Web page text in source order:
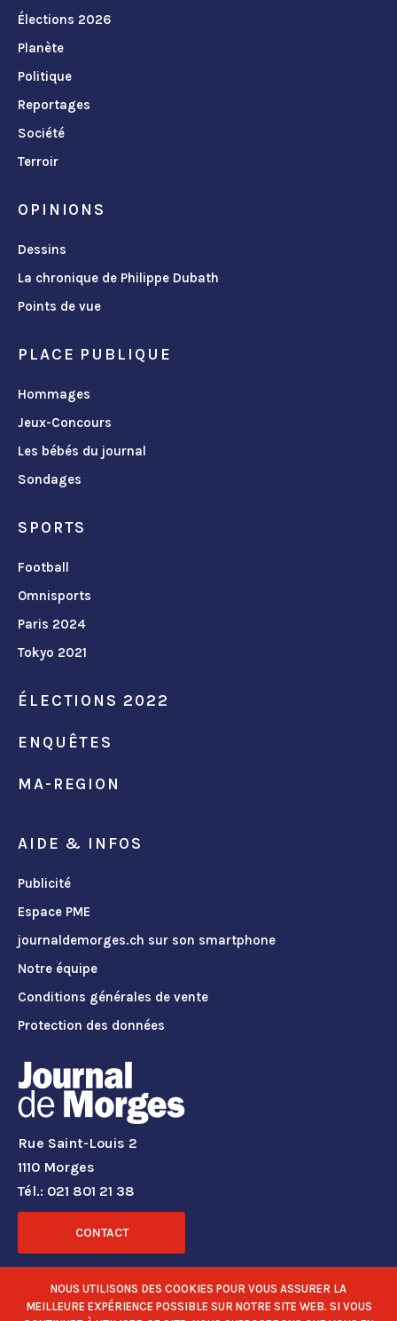
Élections 2026
Planète
Politique
Reportages
Société
Terroir
OPINIONS
Dessins
La chronique de Philippe Dubath
Points de vue
PLACE PUBLIQUE
Hommages
Jeux-Concours
Les bébés du journal
Sondages
SPORTS
Football
Omnisports
Paris 2024
Tokyo 2021
ÉLECTIONS 2022
ENQUÊTES
MA-REGION
AIDE & INFOS
Publicité
Espace PME
journaldemorges.ch sur son smartphone
Notre équipe
Conditions générales de vente
Protection des données
Rue Saint-Louis 2
1110 Morges
Tél.: 021 801 21 38
CONTACT
RÉSEAUX SOCIAUX
NOUS UTILISONS DES COOKIES POUR VOUS ASSURER LA
MEILLEURE EXPÉRIENCE POSSIBLE SUR NOTRE SITE WEB. SI VOUS